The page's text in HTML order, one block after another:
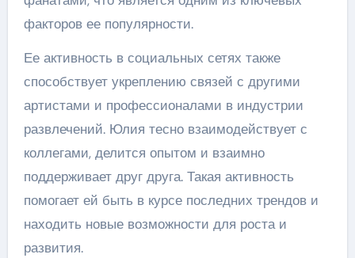
факторов ее популярности.
Ее активность в социальных сетях также
способствует укреплению связей с другими
артистами и профессионалами в индустрии
развлечений. Юлия тесно взаимодействует с
коллегами, делится опытом и взаимно
поддерживает друг друга. Такая активность
помогает ей быть в курсе последних трендов и
находить новые возможности для роста и
развития.